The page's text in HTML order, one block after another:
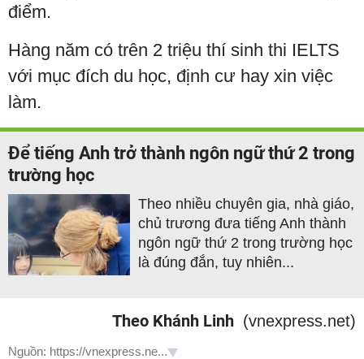
điểm.
Hàng năm có trên 2 triệu thí sinh thi IELTS
với mục đích du học, định cư hay xin việc
làm.
Để tiếng Anh trở thành ngôn ngữ thứ 2 trong
trường học
Theo nhiều chuyên gia, nhà giáo,
chủ trương đưa tiếng Anh thành
ngôn ngữ thứ 2 trong trường học
là đúng đắn, tuy nhiên...
Theo Khánh Linh (vnexpress.net)
Nguồn: https://vnexpress.ne...